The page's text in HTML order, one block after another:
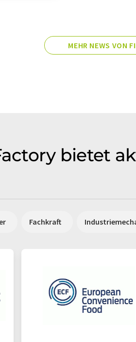
MEHR NEWS VON
bietet
Fachkraft